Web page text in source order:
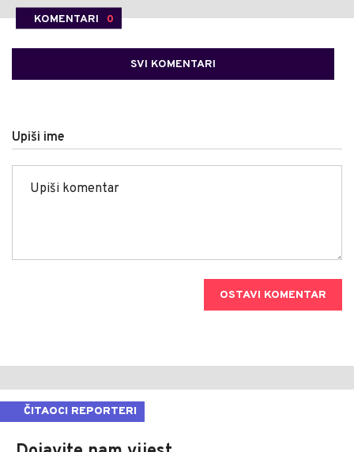
KOMENTARI 0
SVI KOMENTARI
Upiši ime
OSTAVI KOMENTAR
ČITAOCI REPORTERI